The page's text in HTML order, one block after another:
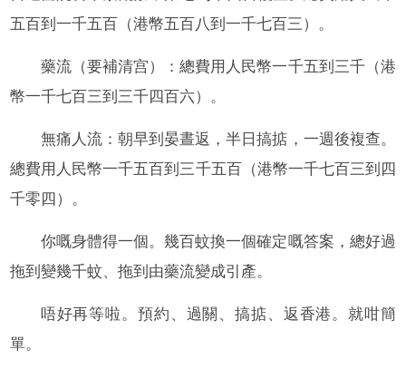
五百到一千五百（港幣五百八到一千七百三）。
藥流（要補清宫）：總費用人民幣一千五到三千（港
幣一千七百三到三千四百六）。
無痛人流：朝早到晏晝返，半日搞掂，一週後複查。
總費用人民幣一千五百到三千五百（港幣一千七百三到四
千零四）。
你嘅身體得一個。幾百蚊換一個確定嘅答案，總好過
拖到變幾千蚊、拖到由藥流變成引產。
唔好再等啦。預約、過關、搞掂、返香港。就咁簡
單。